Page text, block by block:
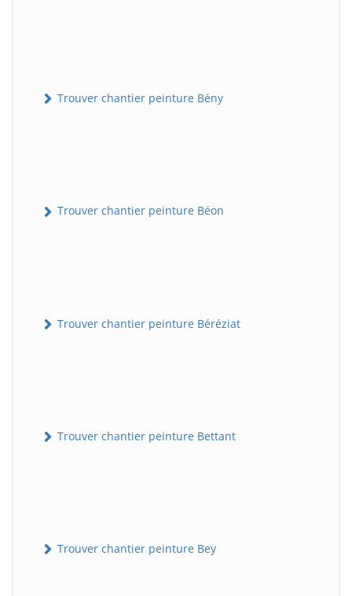
Trouver chantier peinture Bény
Trouver chantier peinture Béon
Trouver chantier peinture Béréziat
Trouver chantier peinture Bettant
Trouver chantier peinture Bey